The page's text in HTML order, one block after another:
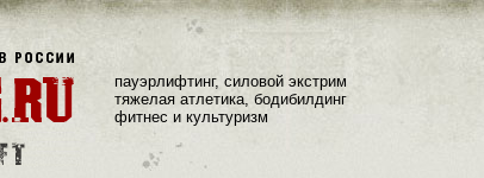
пауэрлифтинг, силовой экстрим
тяжелая атлетика, бодибилдинг
фитнес и культуризм